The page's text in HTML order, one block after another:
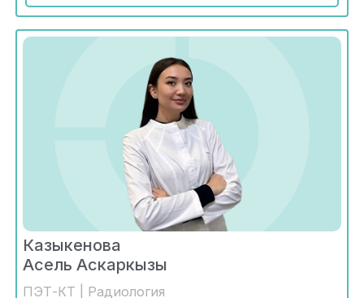
Казыкенова
Асель Аскаркызы
ПЭТ-КТ | Радиология